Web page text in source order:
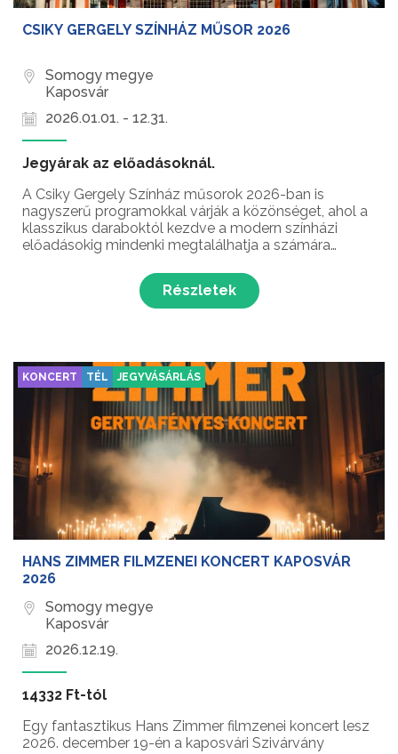
CSIKY GERGELY SZÍNHÁZ MŰSOR 2026
Somogy megye
Kaposvár
2026.01.01. - 12.31.
Jegyárak az előadásoknál.
A Csiky Gergely Színház műsorok 2026-ban is
nagyszerű programokkal várják a közönséget, ahol a
klasszikus daraboktól kezdve a modern színházi
előadásokig mindenki megtalálhatja a számára
Részletek
KONCERT TÉL JEGYVÁSÁRLÁS
HANS ZIMMER FILMZENEI KONCERT KAPOSVÁR
2026
Somogy megye
Kaposvár
2026.12.19.
14332 Ft-tól
Egy fantasztikus Hans Zimmer filmzenei koncert lesz
2026. december 19-én a kaposvári Szivárvány